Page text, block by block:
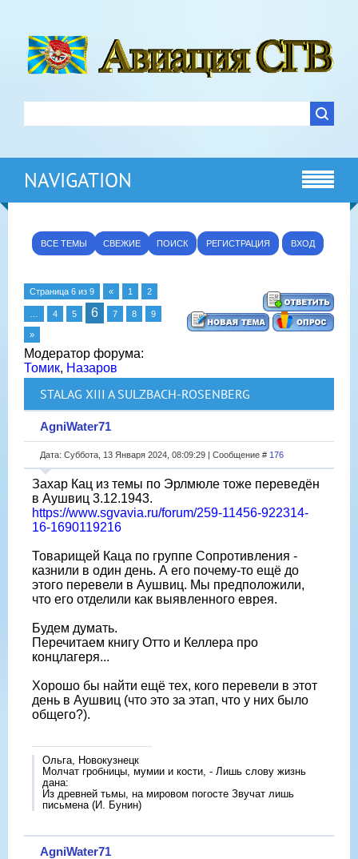
NAVIGATION
ВСЕ ТЕМЫ СВЕЖИЕ ПОИСК РЕГИСТРАЦИЯ ВХОД
Страница 6 из 9 « 1 2
4 5 6 7 8 9
»
Модератор форума:
Томик, Назаров
STALAG XIII A SULZBACH-ROSENBERG
AgniWater71
Дата: Суббота, 13 Января 2024, 08:09:29 | Сообщение # 176
Захар Кац из темы по Эрлмюле тоже переведён
в Аушвиц 3.12.1943.
https://www.sgvavia.ru/forum/259-11456-922314-
16-1690119216
Товарищей Каца по группе Сопротивления -
казнили в один день. А его почему-то ещë до
этого перевели в Аушвиц. Мы предположили,
что его отделили как выявленного еврея.
Будем думать.
Перечитаем книгу Отто и Келлера про
концлагеря...
Хорошо бы найти ещë тех, кого перевели в этот
день в Аушвиц (что это за этап, что у них было
общего?).
Ольга, Новокузнецк
Молчат гробницы, мумии и кости, - Лишь слову жизнь
дана:
Из древней тьмы, на мировом погосте Звучат лишь
письмена (И. Бунин)
AgniWater71